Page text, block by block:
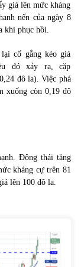
giá lên mức kháng
nến của ngày 8
khi phục hồi.
cố gắng kéo giá
đó xảy ra, cặp
đô la). Việc phá
xuống còn 0,19 đô
Động thái tăng
kháng cự trên 81
lên 100 đô la.